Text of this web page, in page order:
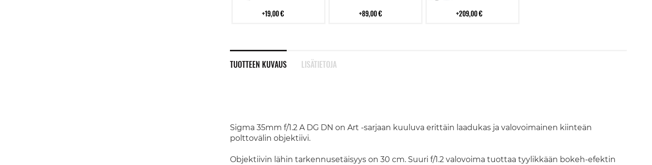
19,00 € 89,00 € 209,00 €
TUOTTEEN KUVAUS
Sigma 35mm f/1.2 A DG DN on Art -sarjaan kuuluva erittäin laadukas ja valovoimainen kiinteän
polttovälin objektiivi.
Objektiivin lähin tarkennusetäisyys on 30 cm. Suuri f/1.2 valovoima tuottaa tyylikkään bokeh-efektin
LISÄTIETOJA